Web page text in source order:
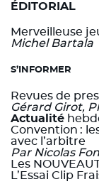
ÉDITORIAL
Merveilleuse
Michel Bartala
S’INFORMER
Revues de
Gérard Girot,
Actualité
Convention :
avec l’arbitre
Par Nicolas
Les
L’Essai Clip